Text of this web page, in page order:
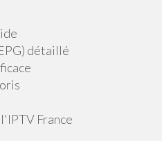
détaillé
France